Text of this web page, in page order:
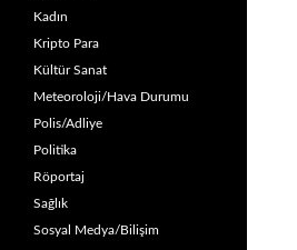
Kadın
Kripto Para
Kültür Sanat
Meteoroloji/Hava Durumu
Polis/Adliye
Politika
Röportaj
Sağlık
Sosyal Medya/Bilişim